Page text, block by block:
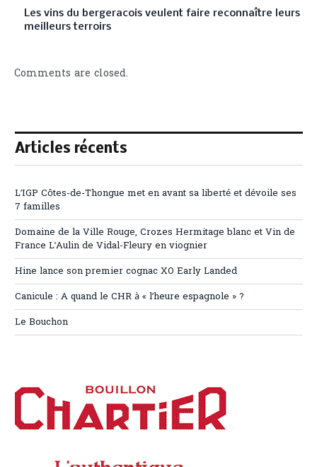
Les vins du bergeracois veulent faire reconnaître leurs
meilleurs terroirs
Comments are closed.
Articles récents
L’IGP Côtes-de-Thongue met en avant sa liberté et dévoile ses
7 familles
Domaine de la Ville Rouge, Crozes Hermitage blanc et Vin de
France L’Aulin de Vidal-Fleury en viognier
Hine lance son premier cognac XO Early Landed
Canicule : A quand le CHR à « l’heure espagnole » ?
Le Bouchon